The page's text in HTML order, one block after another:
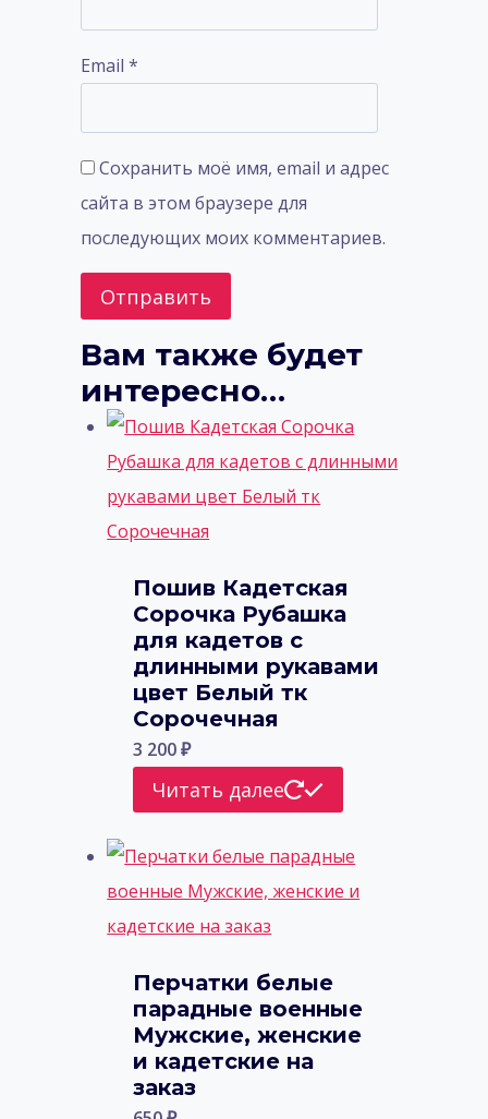
Email*
Сохранить моё имя, email и адрес
сайта в этом браузере для
последующих моих комментариев.
Вам также будет
интересно…
Пошив Кадетская
Сорочка Рубашка
для кадетов с
длинными рукавами
цвет Белый тк
Сорочечная
3 200₽
Читать далее
Перчатки белые
парадные военные
Мужские, женские
и кадетские на
заказ